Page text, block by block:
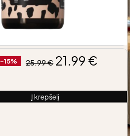
-15% 25.99€ 21.99 €
Į krepšelį